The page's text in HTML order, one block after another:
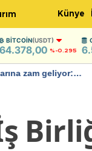
Künye
BITCOIN(USDT)
64.378,00 %-0.295
zam geliyor: